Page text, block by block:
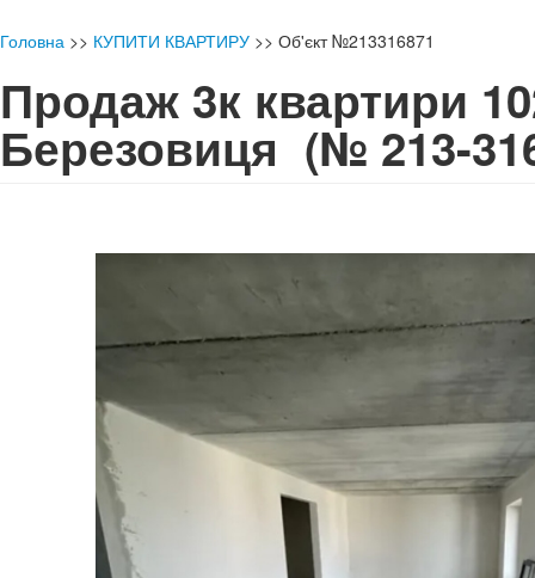
Головна >> КУПИТИ КВАРТИРУ >> Об'єкт №213316871
Продаж 3к квартири
Березовиця (№ 213-